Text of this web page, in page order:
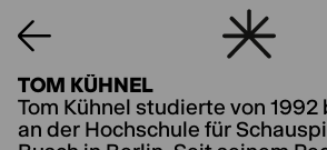
TOM KÜHNEL
Tom Kühnel studierte von 1992
an der Hochschule für